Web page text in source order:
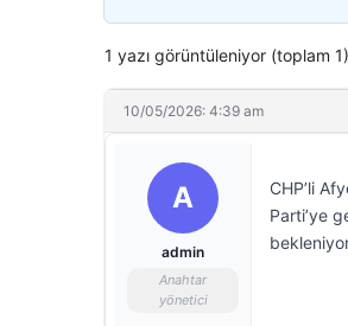
1 yazı görüntüleniyor (toplam 1)
10/05/2026: 4:39 am
A
admin
Anahtar
yönetici
CHP’li
Parti’ye